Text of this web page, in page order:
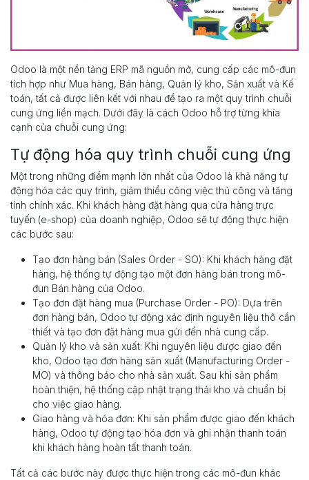
Odoo là một nền tảng ERP mã nguồn mở, cung cấp các mô-đun
tích hợp như Mua hàng, Bán hàng, Quản lý kho, Sản xuất và Kế
toán, tất cả được liên kết với nhau để tạo ra một quy trình chuỗi
cung ứng liền mạch. Dưới đây là cách Odoo hỗ trợ từng khía
cạnh của chuỗi cung ứng:
Tự động hóa quy trình chuỗi cung ứng
Một trong những điểm mạnh lớn nhất của Odoo là khả năng tự
động hóa các quy trình, giảm thiểu công việc thủ công và tăng
tính chính xác. Khi khách hàng đặt hàng qua cửa hàng trực
tuyến (e-shop) của doanh nghiệp, Odoo sẽ tự động thực hiện
các bước sau:
Tạo đơn hàng bán (Sales Order - SO): Khi khách hàng đặt
hàng, hệ thống tự động tạo một đơn hàng bán trong mô-
đun Bán hàng của Odoo.
Tạo đơn đặt hàng mua (Purchase Order - PO): Dựa trên
đơn hàng bán, Odoo tự động xác định nguyên liệu thô cần
thiết và tạo đơn đặt hàng mua gửi đến nhà cung cấp.
Quản lý kho và sản xuất: Khi nguyên liệu được giao đến
kho, Odoo tạo đơn hàng sản xuất (Manufacturing Order -
MO) và thông báo cho nhà sản xuất. Sau khi sản phẩm
hoàn thiện, hệ thống cập nhật trạng thái kho và chuẩn bị
cho việc giao hàng.
Giao hàng và hóa đơn: Khi sản phẩm được giao đến khách
hàng, Odoo tự động tạo hóa đơn và ghi nhận thanh toán
khi khách hàng hoàn tất thanh toán.
Tất cả các bước này được thực hiện trong các mô-đun khác